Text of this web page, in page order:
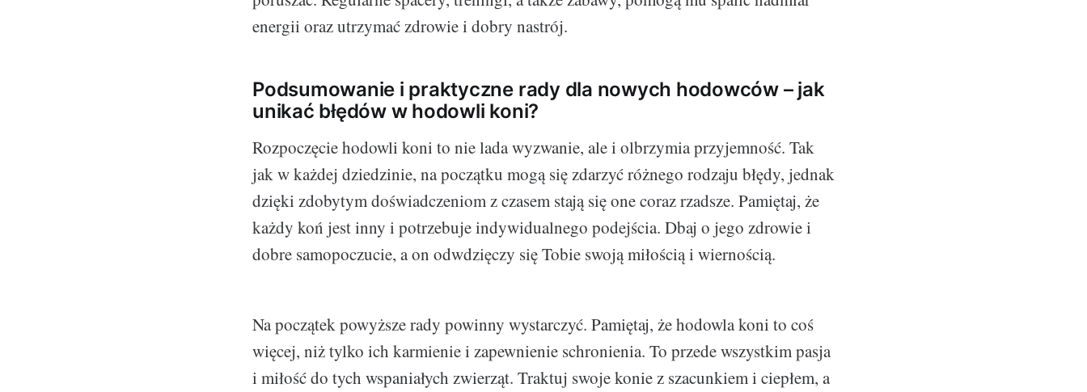
energii oraz utrzymać zdrowie i dobry nastrój.
Podsumowanie i praktyczne rady dla nowych hodowców – jak
unikać błędów w hodowli koni?
Rozpoczęcie hodowli koni to nie lada wyzwanie, ale i olbrzymia przyjemność. Tak
jak w każdej dziedzinie, na początku mogą się zdarzyć różnego rodzaju błędy, jednak
dzięki zdobytym doświadczeniom z czasem stają się one coraz rzadsze. Pamiętaj, że
każdy koń jest inny i potrzebuje indywidualnego podejścia. Dbaj o jego zdrowie i
dobre samopoczucie, a on odwdzięczy się Tobie swoją miłością i wiernością.
Na początek powyższe rady powinny wystarczyć. Pamiętaj, że hodowla koni to coś
więcej, niż tylko ich karmienie i zapewnienie schronienia. To przede wszystkim pasja
i miłość do tych wspaniałych zwierząt. Traktuj swoje konie z szacunkiem i ciepłem, a